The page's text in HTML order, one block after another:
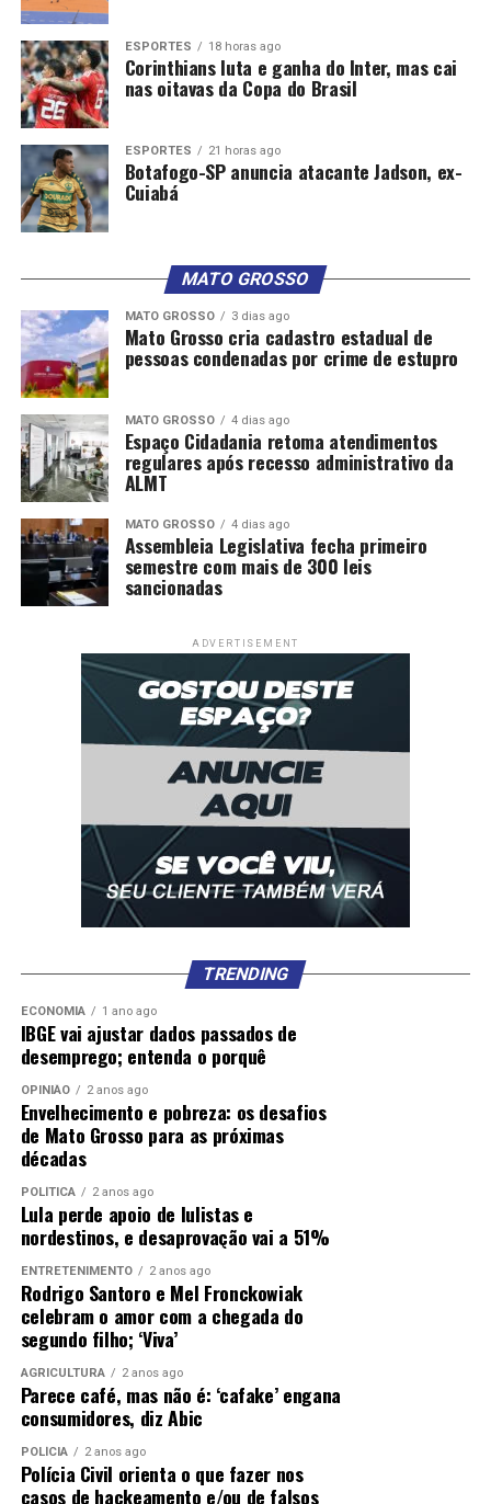
ESPORTES 18 horas ago
Corinthians luta e ganha do Inter, mas cai
nas oitavas da Copa do Brasil
ESPORTES 21 horas ago
Botafogo-SP anuncia atacante Jadson, ex-
Cuiabá
MATO GROSSO
MATO GROSSO 3 dias ago
Mato Grosso cria cadastro estadual de
pessoas condenadas por crime de estupro
MATO GROSSO 4 dias ago
Espaço Cidadania retoma atendimentos
regulares após recesso administrativo da
ALMT
MATO GROSSO 4 dias ago
Assembleia Legislativa fecha primeiro
semestre com mais de 300 leis
sancionadas
ADVERTISEMENT
TRENDING
ECONOMIA 1 ano ago
IBGE vai ajustar dados passados de
desemprego; entenda o porquê
OPINIÃO 2 anos ago
Envelhecimento e pobreza: os desafios
de Mato Grosso para as próximas
décadas
POLÍTICA 2 anos ago
Lula perde apoio de lulistas e
nordestinos, e desaprovação vai a 51%
ENTRETENIMENTO 2 anos ago
Rodrigo Santoro e Mel Fronckowiak
celebram o amor com a chegada do
segundo filho; ‘Viva’
AGRICULTURA 2 anos ago
Parece café, mas não é: ‘cafake’ engana
consumidores, diz Abic
POLÍCIA 2 anos ago
Polícia Civil orienta o que fazer nos
casos de hackeamento e/ou de falsos